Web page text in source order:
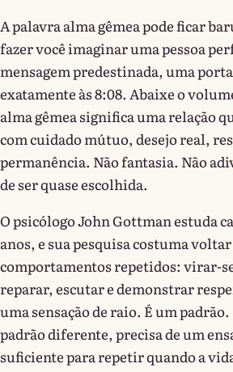
A palavra alma gêmea pode ficar
fazer você imaginar uma pessoa
mensagem predestinada, uma
exatamente às 8:08. Abaixe o
alma gêmea significa uma relação
com cuidado mútuo, desejo real,
permanência. Não fantasia. Não
de ser quase escolhida.
O psicólogo John Gottman estuda
anos, e sua pesquisa costuma
comportamentos repetidos: virar-
reparar, escutar e demonstrar
uma sensação de raio. É um
padrão diferente, precisa de um
suficiente para repetir quando a